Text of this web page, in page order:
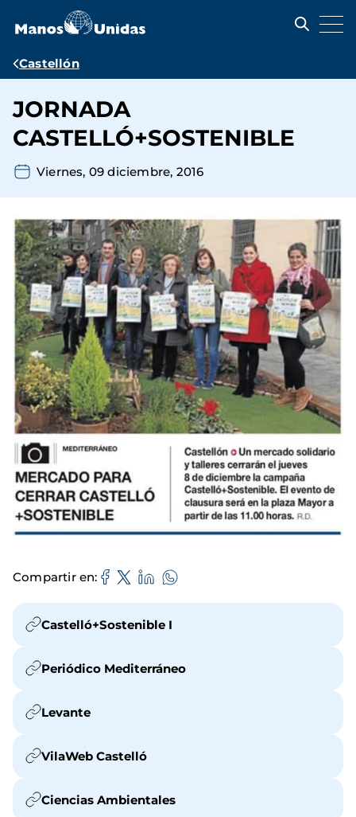
contenido
Ruta
navegación
Castellón
JORNADA
CASTELLÓ+SOSTENIBLE
Viernes, 09 diciembre, 2016
Compartir en
Castelló+Sostenible I
Periódico Mediterráneo
Levante
VilaWeb Castelló
Ciencias Ambientales